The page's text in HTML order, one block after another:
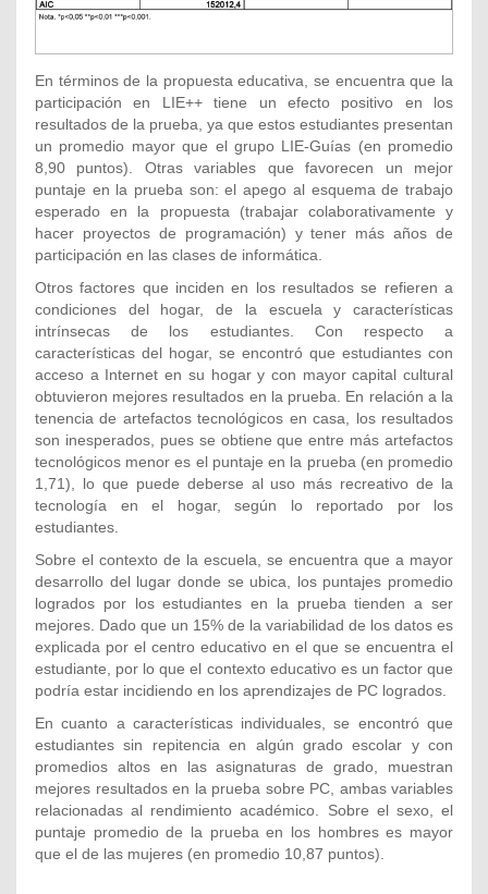
En términos de la propuesta educativa, se encuentra que la
participación en LIE++ tiene un efecto positivo en los
resultados de la prueba, ya que estos estudiantes presentan
un promedio mayor que el grupo LIE-Guías (en promedio
8,90 puntos). Otras variables que favorecen un mejor
puntaje en la prueba son: el apego al esquema de trabajo
esperado en la propuesta (trabajar colaborativamente y
hacer proyectos de programación) y tener más años de
participación en las clases de informática.
Otros factores que inciden en los resultados se refieren a
condiciones del hogar, de la escuela y características
intrínsecas de los estudiantes. Con respecto a
características del hogar, se encontró que estudiantes con
acceso a Internet en su hogar y con mayor capital cultural
obtuvieron mejores resultados en la prueba. En relación a la
tenencia de artefactos tecnológicos en casa, los resultados
son inesperados, pues se obtiene que entre más artefactos
tecnológicos menor es el puntaje en la prueba (en promedio
1,71), lo que puede deberse al uso más recreativo de la
tecnología en el hogar, según lo reportado por los
estudiantes.
Sobre el contexto de la escuela, se encuentra que a mayor
desarrollo del lugar donde se ubica, los puntajes promedio
logrados por los estudiantes en la prueba tienden a ser
mejores. Dado que un 15% de la variabilidad de los datos es
explicada por el centro educativo en el que se encuentra el
estudiante, por lo que el contexto educativo es un factor que
podría estar incidiendo en los aprendizajes de PC logrados.
En cuanto a características individuales, se encontró que
estudiantes sin repitencia en algún grado escolar y con
promedios altos en las asignaturas de grado, muestran
mejores resultados en la prueba sobre PC, ambas variables
relacionadas al rendimiento académico. Sobre el sexo, el
puntaje promedio de la prueba en los hombres es mayor
que el de las mujeres (en promedio 10,87 puntos).